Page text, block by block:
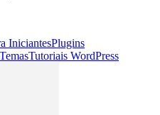
IniciantesPlugins
TemasTutoriais WordPress